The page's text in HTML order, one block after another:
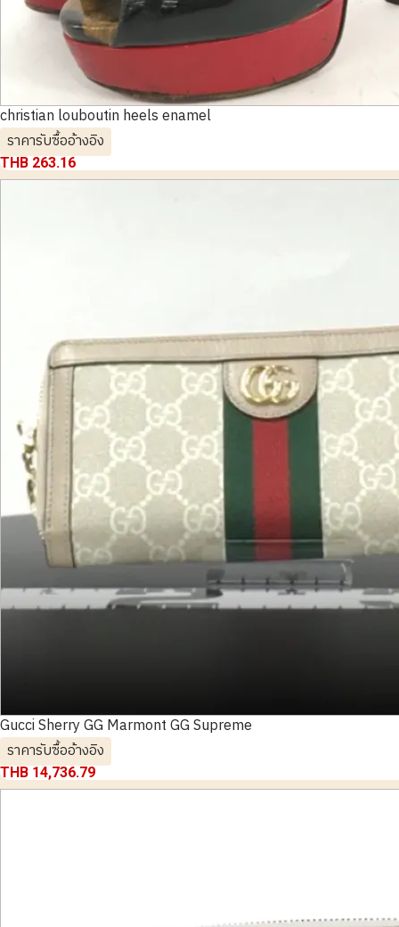
christian louboutin heels enamel
ราคารับซื้ออ้างอิง
THB 263.16
Gucci Sherry GG Marmont GG Supreme
ราคารับซื้ออ้างอิง
THB 14,736.79